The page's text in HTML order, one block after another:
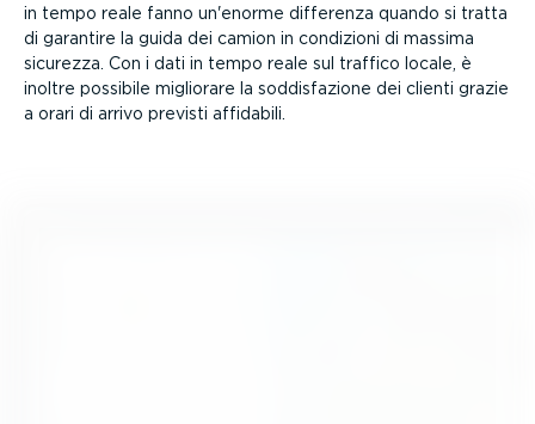
in tempo reale fanno un'enorme differenza quando si tratta
di garantire la guida dei camion in condizioni di massima
sicurezza. Con i dati in tempo reale sul traffico locale, è
inoltre possibile migliorare la soddi­sfa­zione dei clienti grazie
a orari di arrivo previsti affidabili.